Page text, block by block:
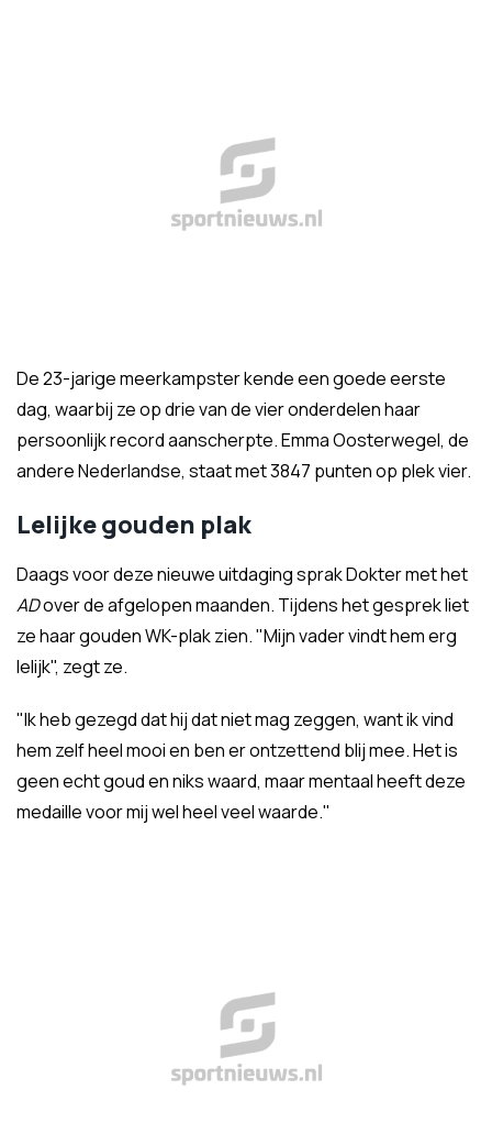
De 23-jarige meerkampster kende een goede eerste
dag, waarbij ze op drie van de vier onderdelen haar
persoonlijk record aanscherpte. Emma Oosterwegel, de
andere Nederlandse, staat met 3847 punten op plek vier.
Lelijke gouden plak
Daags voor deze nieuwe uitdaging sprak Dokter met het
ADover de afgelopen maanden. Tijdens het gesprek liet
ze haar gouden WK-plak zien. "Mijn vader vindt hem erg
lelijk", zegt ze.
"Ik heb gezegd dat hij dat niet mag zeggen, want ik vind
hem zelf heel mooi en ben er ontzettend blij mee. Het is
geen echt goud en niks waard, maar mentaal heeft deze
medaille voor mij wel heel veel waarde."